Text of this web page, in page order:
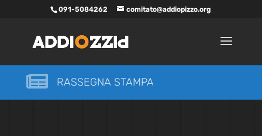
091-5084262 comitato@addiopizzo.org
 RASSEGNA STAMPA